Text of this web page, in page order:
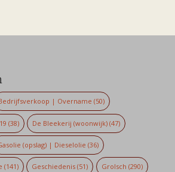
| Overname (50)
(38) De Bleekerij (woonwijk) (47)
(opslag) | Dieselolie (36)
(141) Geschiedenis (51) Grolsch (290)